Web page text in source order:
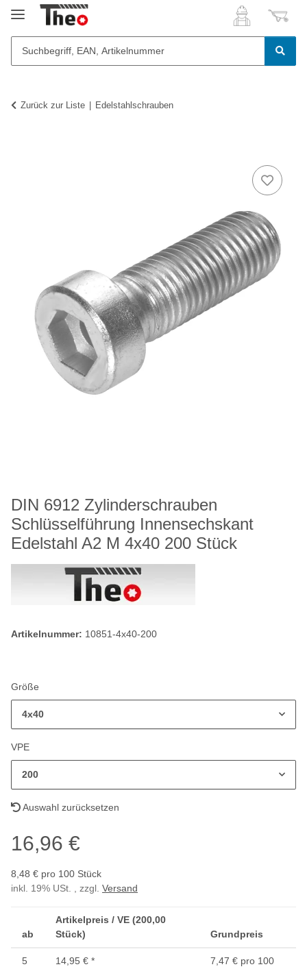
Zurück zur Liste Edelstahlschrauben
DIN 6912 Zylinderschrauben
Schlüsselführung Innensechskant
Edelstahl A2 M 4x40 200 Stück
Artikelnummer: 10851-4x40-200
Größe
4x40
VPE
200
Auswahl zurücksetzen
16,96 €
8,48 € pro 100 Stück
inkl. 19% USt. , zzgl. Versand
ab
Artikelpreis / VE (200,00
Stück)
Grundpreis
5 14,95 € *
7,47 € pro 100